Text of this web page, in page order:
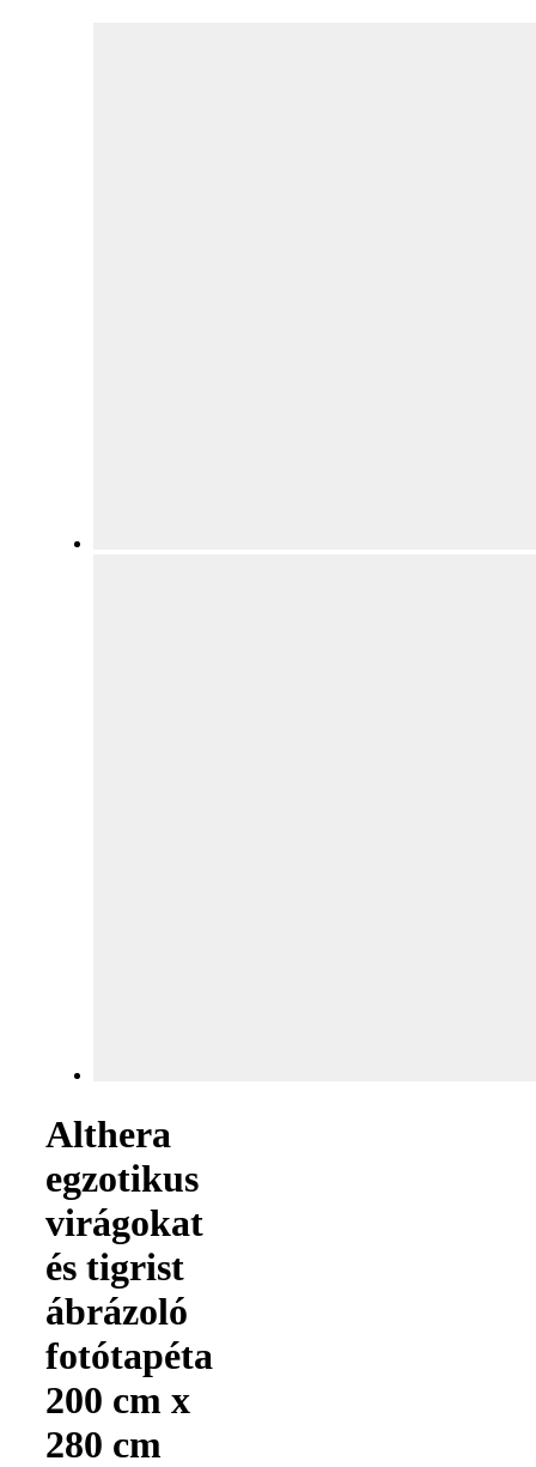
Althera
egzotikus
virágokat
és tigrist
ábrázoló
fotótapéta
200 cm x
280 cm